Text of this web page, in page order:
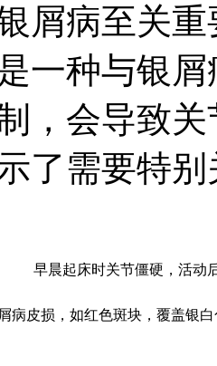
屑病至关
一种与银
，会导致
了需要特
早晨起床时关节僵硬，活动
病皮损，如红色斑块，覆盖银